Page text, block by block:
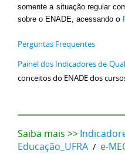
somente a situação regular
sobre o ENADE, acessando o
Perguntas Frequentes
Painel dos Indicadores de
conceitos do ENADE dos
Saiba mais >>
Educação_UFRA / e-